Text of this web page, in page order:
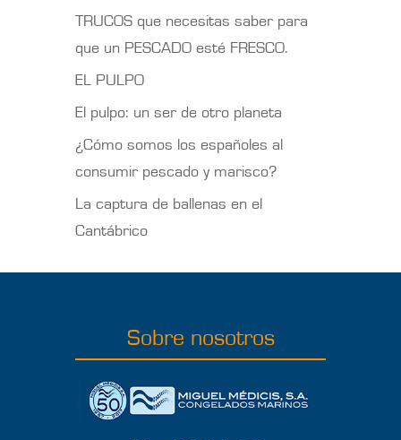
TRUCOS que necesitas saber para
que un PESCADO esté FRESCO.
EL PULPO
El pulpo: un ser de otro planeta
¿Cómo somos los españoles al
consumir pescado y marisco?
La captura de ballenas en el
Cantábrico
Sobre nosotros